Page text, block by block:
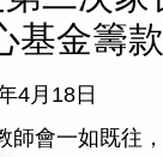
基金籌款
4月18日
師會一如既往